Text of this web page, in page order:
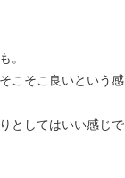
。
こそこ良いという感
としてはいい感じで